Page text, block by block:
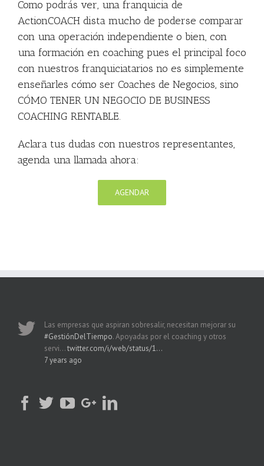
Como podrás ver, una franquicia de
ActionCOACH dista mucho de poderse comparar
con una operación independiente o bien, con
una formación en coaching pues el principal foco
con nuestros franquiciatarios no es simplemente
enseñarles cómo ser Coaches de Negocios, sino
CÓMO TENER UN NEGOCIO DE BUSINESS
COACHING RENTABLE.
Aclara tus dudas con nuestros representantes,
agenda una llamada ahora:
AGENDAR
Las empresas que aspiran sobresalir, necesitan mejorar su
#GestiónDelTiempo. Apoyadas por el coaching y otros
servi…twitter.com/i/web/status/1…
7 years ago